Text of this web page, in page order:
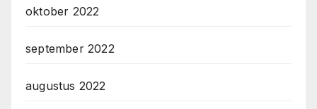
oktober 2022
september 2022
augustus 2022